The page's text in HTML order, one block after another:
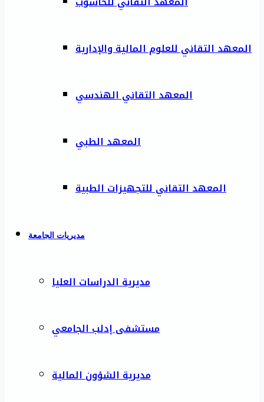
المعهد التقاني للعلوم المالية والإدارية
المعهد التقاني الهندسي
المعهد الطبي
المعهد التقاني للتجهيزات الطبية
مديريات الجامعة
مديرية الدراسات العليا
مستشفى إدلب الجامعي
مديرية الشؤون المالية